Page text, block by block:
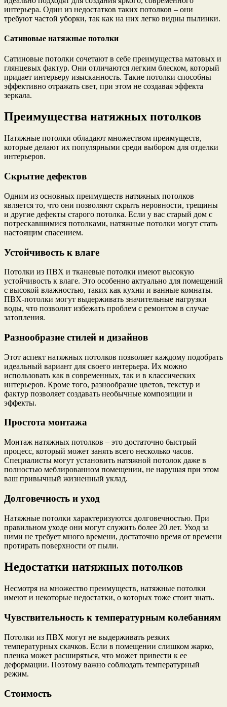
интерьера. Один из недостатков таких потолков – они
требуют частой уборки, так как на них легко видны пылинки.
Сатиновые натяжные потолки
Сатиновые потолки сочетают в себе преимущества матовых и
глянцевых фактур. Они отличаются легким блеском, который
придает интерьеру изысканность. Такие потолки способны
эффективно отражать свет, при этом не создавая эффекта
зеркала.
Преимущества натяжных потолков
Натяжные потолки обладают множеством преимуществ,
которые делают их популярными среди выбором для отделки
интерьеров.
Скрытие дефектов
Одним из основных преимуществ натяжных потолков
является то, что они позволяют скрыть неровности, трещины
и другие дефекты старого потолка. Если у вас старый дом с
потрескавшимися потолками, натяжные потолки могут стать
настоящим спасением.
Устойчивость к влаге
Потолки из ПВХ и тканевые потолки имеют высокую
устойчивость к влаге. Это особенно актуально для помещений
с высокой влажностью, таких как кухни и ванные комнаты.
ПВХ-потолки могут выдерживать значительные нагрузки
воды, что позволит избежать проблем с ремонтом в случае
затопления.
Разнообразие стилей и дизайнов
Этот аспект натяжных потолков позволяет каждому подобрать
идеальный вариант для своего интерьера. Их можно
использовать как в современных, так и в классических
интерьеров. Кроме того, разнообразие цветов, текстур и
фактур позволяет создавать необычные композиции и
эффекты.
Простота монтажа
Монтаж натяжных потолков – это достаточно быстрый
процесс, который может занять всего несколько часов.
Специалисты могут установить натяжной потолок даже в
полностью меблированном помещении, не нарушая при этом
ваш привычный жизненный уклад.
Долговечность и уход
Натяжные потолки характеризуются долговечностью. При
правильном уходе они могут служить более 20 лет. Уход за
ними не требует много времени, достаточно время от времени
протирать поверхности от пыли.
Недостатки натяжных потолков
Несмотря на множество преимуществ, натяжные потолки
имеют и некоторые недостатки, о которых тоже стоит знать.
Чувствительность к температурным колебаниям
Потолки из ПВХ могут не выдерживать резких
температурных скачков. Если в помещении слишком жарко,
пленка может расширяться, что может привести к ее
деформации. Поэтому важно соблюдать температурный
режим.
Стоимость